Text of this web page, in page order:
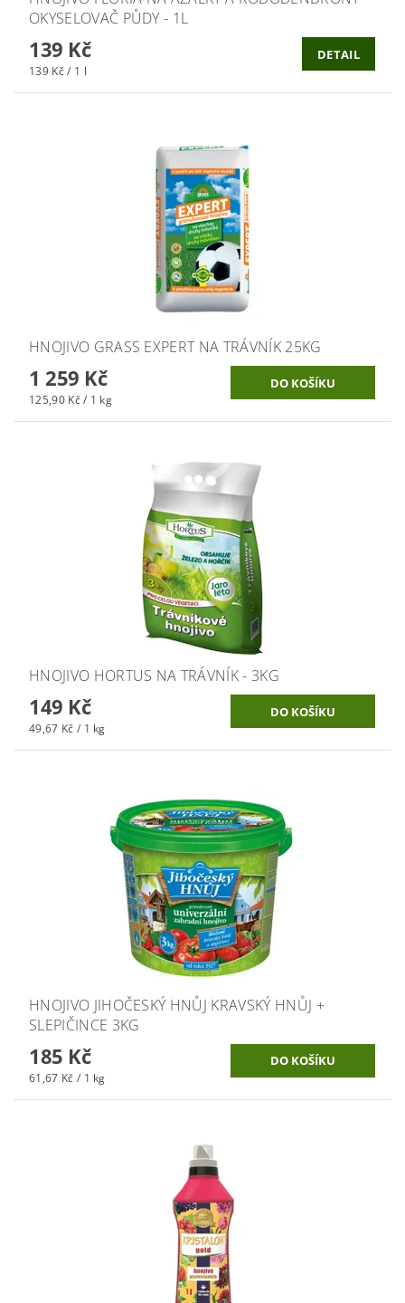
OKYSELOVAČ PŮDY - 1L
139 Kč
139 Kč / 1 l
DETAIL
HNOJIVO GRASS EXPERT NA TRÁVNÍK 25KG
1 259 Kč
125,90 Kč / 1 kg
HNOJIVO HORTUS NA TRÁVNÍK - 3KG
149 Kč
49,67 Kč / 1 kg
HNOJIVO JIHOČESKÝ HNŮJ KRAVSKÝ HNŮJ +
SLEPIČINCE 3KG
185 Kč
61,67 Kč / 1 kg